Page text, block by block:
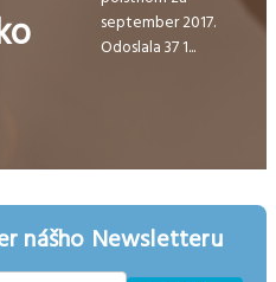
september 2017.
Odoslala 37 1...
nášho Newsletteru